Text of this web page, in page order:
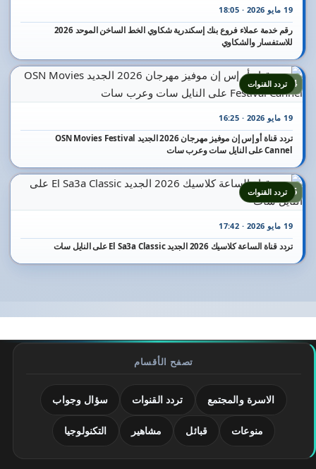
19 مايو 2026 · 18:05
رقم خدمة عملاء فروع بنك إسكندرية شكاوي الخط الساخن الموحد 2026
للاستفسار والشكاوي
24
19 مايو 2026 · 16:25
تردد قناة أو إس إن موفيز مهرجان 2026 الجديد OSN Movies Festival
Cannel على النايل سات وعرب سات
تردد القنوات
25
19 مايو 2026 · 17:42
تردد قناة الساعة كلاسيك 2026 الجديد El Sa3a Classic على النايل سات
تردد القنوات
تصفح الأقسام
الاسرة والمجتمع تردد القنوات سؤال وجواب
منوعات قبائل مشاهير التكنولوجيا